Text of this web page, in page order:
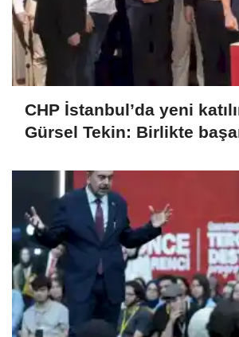
CHP İstanbul’da yeni
Gürsel Tekin: Birlikte